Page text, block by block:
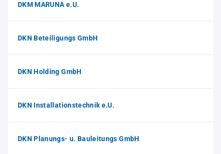
DKM MARUNA e.U.
DKN Beteiligungs GmbH
DKN Holding GmbH
DKN Installationstechnik e.U.
DKN Planungs- u. Bauleitungs GmbH